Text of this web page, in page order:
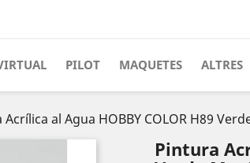
PILOT MAQUETES ALTRES
al Agua HOBBY COLOR H89
Pintura